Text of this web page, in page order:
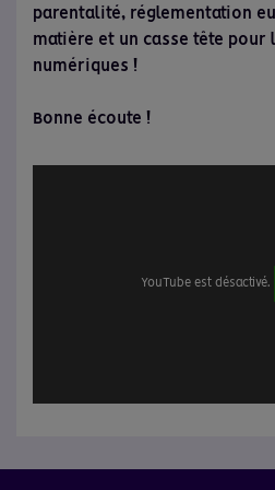
parentalité, réglementation
matière et un casse tête pour
numériques !
Bonne écoute !
Vidéo
YouTube est désactivé.